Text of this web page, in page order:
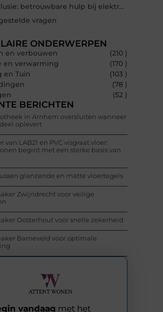
Conclusie: betrouwbare hulp bij elektra in Heerlen
vragen
ONDERWERPEN
en verbouwen
(210 )
en verwarming
(170 )
en Tuin
(103 )
(78 )
(52 )
BERICHTEN
in Arnhem oversluiten wanneer
oplevert
van LAB21 en PVC visgraat vloer:
begint met een sterke basis van
glanzende en matte vloertegels
Zwijndrecht voor veilige
Oosterhout voor snelle zekerheid
Barneveld voor optimale
vandaag met het